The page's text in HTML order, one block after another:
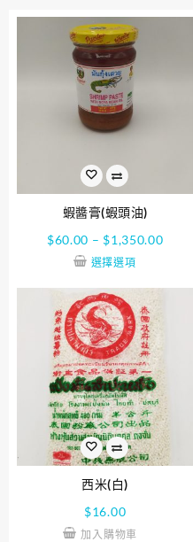
蝦醬膏(蝦頭油)
$60.00 – $1,350.00
選擇選項
西米(白)
$16.00
加入購物車